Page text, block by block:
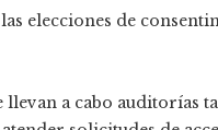
elecciones de
llevan a cabo auditorías